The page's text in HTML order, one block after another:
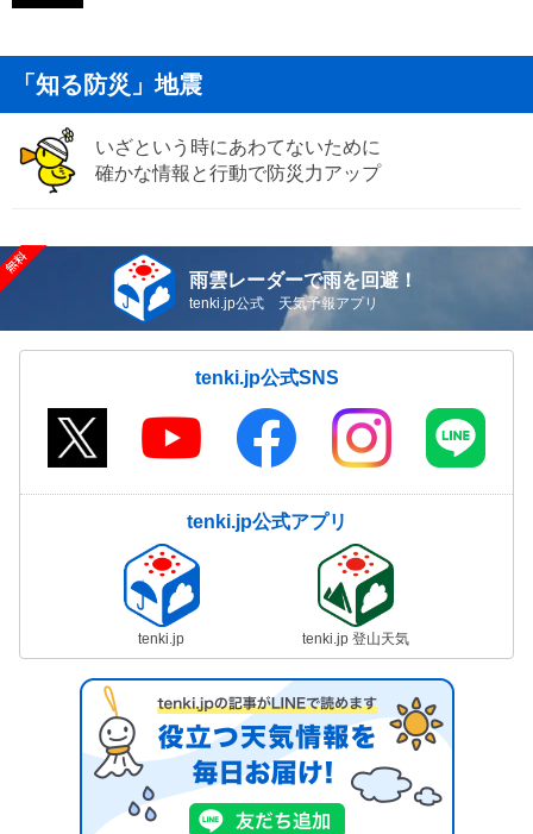
「知る防災」地震
いざという時にあわてないために
確かな情報と行動で防災力アップ
雨雲レーダーで雨を回避！
tenki.jp公式 天気予報アプリ
tenki.jp公式SNS
tenki.jp公式アプリ
tenki.jp tenki.jp 登山天気